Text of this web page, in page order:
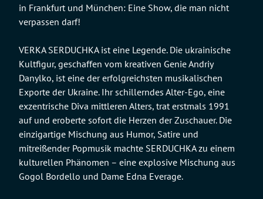
in Frankfurt und München: Eine Show, die man nicht
verpassen darf!
VERKA SERDUCHKA ist eine Legende. Die ukrainische
Kultfigur, geschaffen vom kreativen Genie Andriy
Danylko, ist eine der erfolgreichsten musikalischen
Exporte der Ukraine. Ihr schillerndes Alter-Ego, eine
exzentrische Diva mittleren Alters, trat erstmals 1991
auf und eroberte sofort die Herzen der Zuschauer. Die
einzigartige Mischung aus Humor, Satire und
mitreißender Popmusik machte SERDUCHKA zu einem
kulturellen Phänomen – eine explosive Mischung aus
Gogol Bordello und Dame Edna Everage.